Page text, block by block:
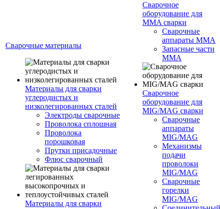
Сварочные материалы
Материалы для сварки
углеродистых и
низколегированных сталей
Электроды сварочные
Проволока сплошная
Проволока
порошковая
Прутки присадочные
Флюс сварочный
Материалы для сварки
Сварочное
оборудование для
MMA сварки
Сварочные
аппараты MMA
Запасные части
MMA
Сварочное
оборудование для
MIG/MAG сварки
Сварочные
аппараты
MIG/MAG
Механизмы
подачи
проволоки
MIG/MAG
Сварочные
горелки
MIG/MAG